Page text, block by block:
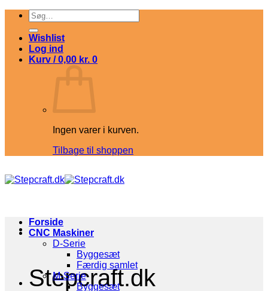
Fortsæt
indhold
Søg
efter:
Wishlist
Log ind
Kurv /0,00 kr. 0
Ingen varer i kurven.
Tilbage til shoppen
Stepcraft.dk
Forside
CNC Maskiner
D-Serie
Byggesæt
Færdig samlet
M-Serie
Byggesæt